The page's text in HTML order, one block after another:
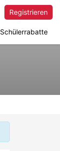
Registrieren
Schülerrabatte